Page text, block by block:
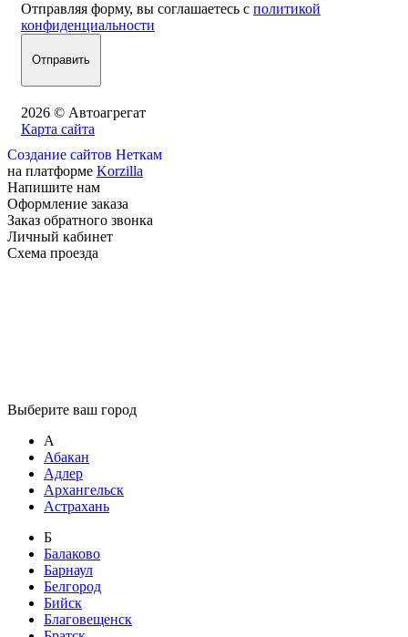
Отправляя форму, вы соглашаетесь с политикой
конфиденциальности
2026 © Автоагрегат
Карта сайта
Создание сайтов Неткам
на платформе Korzilla
Напишите нам
Оформление заказа
Заказ обратного звонка
Личный кабинет
Схема проезда
Выберите ваш город
А
Абакан
Адлер
Архангельск
Астрахань
Б
Балаково
Барнаул
Белгород
Бийск
Благовещенск